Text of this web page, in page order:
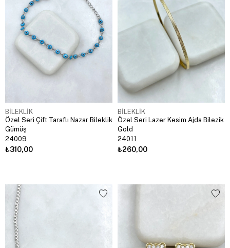
BİLEKLİK
Özel Seri Çift Taraflı Nazar Bileklik
Gümüş
24009
₺310,00
BİLEKLİK
Özel Seri Lazer Kesim Ajda Bilezik
Gold
24011
₺260,00